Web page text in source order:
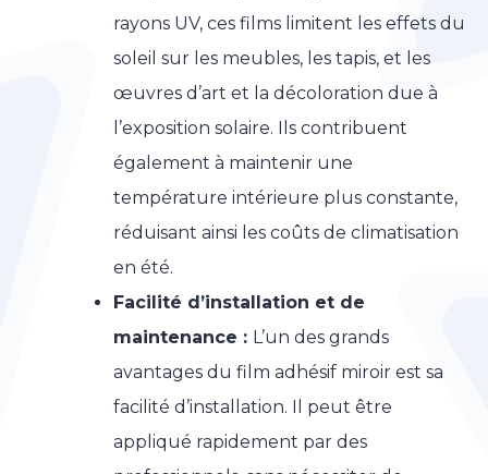
rayons UV, ces films limitent les effets du
soleil sur les meubles, les tapis, et les
œuvres d’art et la décoloration due à
l’exposition solaire. Ils contribuent
également à maintenir une
température intérieure plus constante,
réduisant ainsi les coûts de climatisation
en été.
Facilité d’installation et de
maintenance : L’un des grands
avantages du film adhésif miroir est sa
facilité d’installation. Il peut être
appliqué rapidement par des